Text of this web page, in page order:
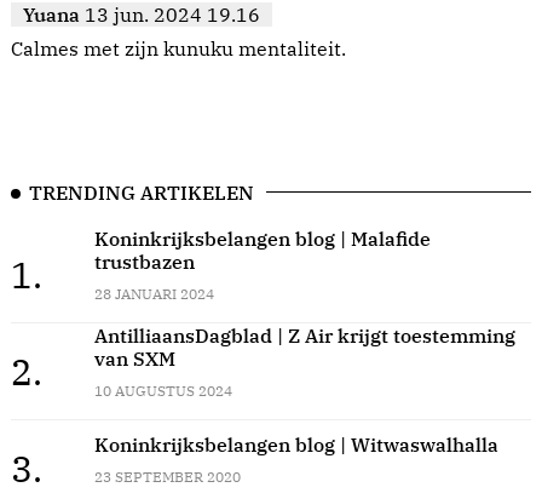
Yuana 13 jun. 2024 19.16
Calmes met zijn kunuku mentaliteit.
TRENDING ARTIKELEN
1.
Koninkrijksbelangen blog | Malafide
trustbazen
28 JANUARI 2024
2.
AntilliaansDagblad | Z Air krijgt toestemming
van SXM
10 AUGUSTUS 2024
3.
Koninkrijksbelangen blog | Witwaswalhalla
23 SEPTEMBER 2020